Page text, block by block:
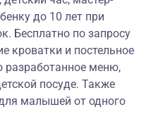
до 10 лет при
Бесплатно по запросу
кроватки и постельное
разработанное меню,
посуде. Также
малышей от одного